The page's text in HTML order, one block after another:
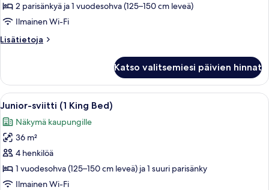
sviitti
(2
Double
Beds)
2 parisänkyä ja 1 vuodesohva (125–150 cm leveä)
Ilmainen Wi-Fi
Lisätietoja
Lisätietoja
(2
Double
Beds)
Katso valitsemiesi päivien hinnat
Avaa
kaikki
huonetyypin
Junior-
sviitti
(1
King
Hotellihuone, jossa on suuri sänky,
6
Junior-sviitti (1 King Bed)
Näkymä kaupungille
36 m²
4 henkilöä
1 vuodesohva (125–150 cm leveä) ja 1 suuri parisänky
Ilmainen Wi-Fi